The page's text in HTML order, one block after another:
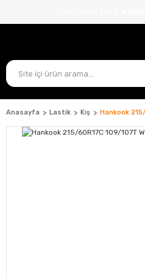
Anasayfa Lastik Kış Hankook